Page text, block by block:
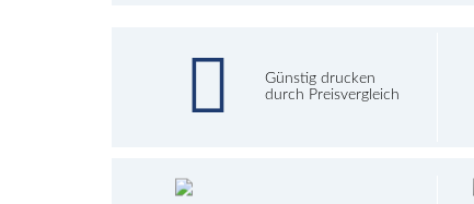
Günstig drucken
durch Preisvergleich